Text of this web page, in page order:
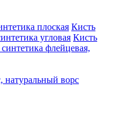
плоская Кисть
угловая Кисть
флейцевая,
ворс